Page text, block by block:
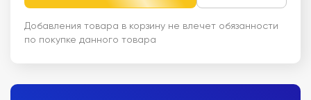
Добавления товара в корзину не влечет обязанности
по покупке данного товара